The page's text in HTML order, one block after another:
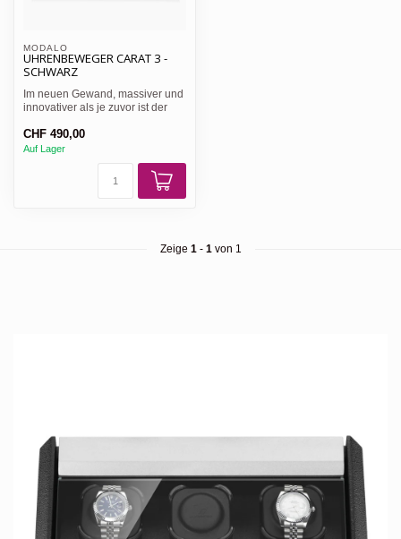
MODALO
UHRENBEWEGER CARAT 3 -
SCHWARZ
Im neuen Gewand, massiver und
innovativer als je zuvor ist der
CHF 490,00
Auf Lager
Zeige 1 - 1 von 1